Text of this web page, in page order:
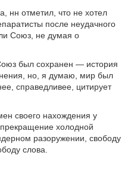
нн отметил, что не хотел
после неудачного
Союз, не думая о
был сохранен — история
но, я думаю, мир был
справедливее, цитирует
своего нахождения у
холодной
разоружении, свободу
слова.